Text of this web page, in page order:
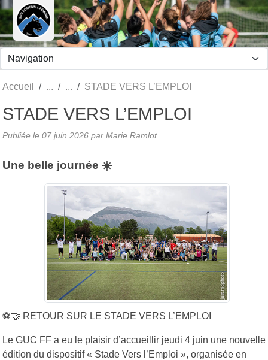
Accueil STADE VERS L’EMPLOI
STADE VERS L’EMPLOI
Publiée le 07 juin 2026 par Marie Ramlot
Une belle journée ☀️
⚽🤝 RETOUR SUR LE STADE VERS L’EMPLOI
Le GUC FF a eu le plaisir d’accueillir jeudi 4 juin une nouvelle
édition du dispositif « Stade Vers l’Emploi », organisée en
Panneau de gestion des cookies